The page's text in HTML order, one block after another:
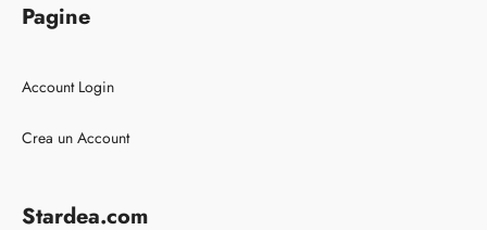
Pagine
Account Login
Crea un Account
Stardea.com